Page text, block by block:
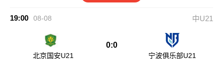
19:00 08-08 中U21
北京国安U21
0:0
宁波俱乐部U21